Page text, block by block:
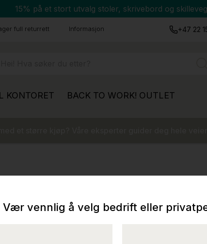
15% på et stort utvalg stoler, skrivebord og
full returrett Informasjon +47 22
KONTORET BACK TO WORK! OUTLET
Vær vennlig å velg bedrift eller